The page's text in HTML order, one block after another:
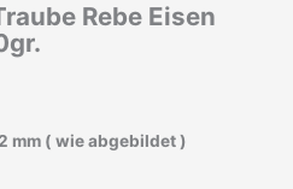
Rebe Eisen
mm ( wie abgebildet )